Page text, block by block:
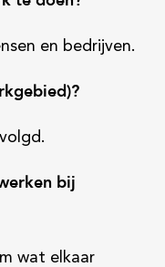
en bedrijven.
bij
wat elkaar